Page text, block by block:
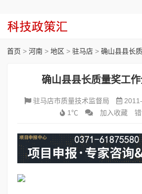
首页 > 河南 > 地区 > 驻马店 > 确山县县长
确山县县长质量奖工
驻马店市质量技术监督局
1℃
加入收藏